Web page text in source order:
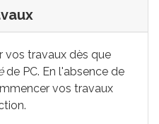
vos travaux dès que
de PC. En l'absence de
vos travaux